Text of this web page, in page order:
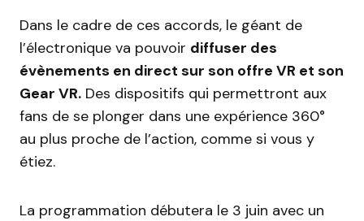
Dans le cadre de ces accords, le géant de
l’électronique va pouvoir diffuser des
évènements en direct sur son offre VR et son
Gear VR. Des dispositifs qui permettront aux
fans de se plonger dans une expérience 360°
au plus proche de l’action, comme si vous y
étiez.
La programmation débutera le 3 juin avec un